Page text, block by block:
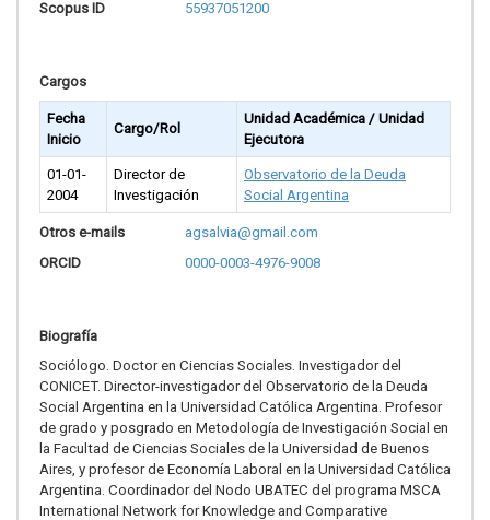
Scopus ID
55937051200
Cargos
Fecha
Inicio
Cargo/Rol
Unidad Académica / Unidad
Ejecutora
01-01-
2004
Director de
Investigación
Observatorio de la Deuda
Social Argentina
Otros e-mails
agsalvia@gmail.com
ORCID
0000-0003-4976-9008
Biografía
Sociólogo. Doctor en Ciencias Sociales. Investigador del
CONICET. Director-investigador del Observatorio de la Deuda
Social Argentina en la Universidad Católica Argentina. Profesor
de grado y posgrado en Metodología de Investigación Social en
la Facultad de Ciencias Sociales de la Universidad de Buenos
Aires, y profesor de Economía Laboral en la Universidad Católica
Argentina. Coordinador del Nodo UBATEC del programa MSCA
International Network for Knowledge and Comparative